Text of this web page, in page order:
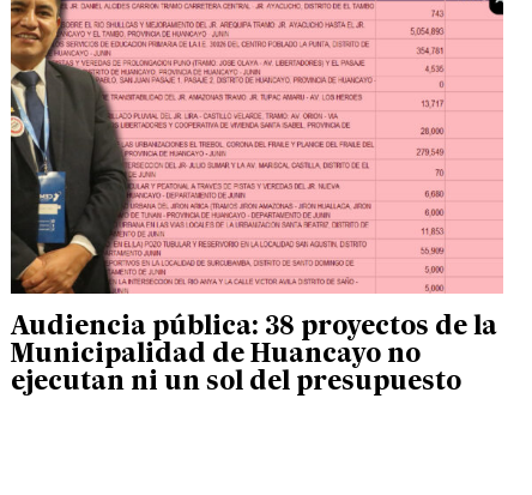
Audiencia pública: 38 proyectos de la
Municipalidad de Huancayo no
ejecutan ni un sol del presupuesto